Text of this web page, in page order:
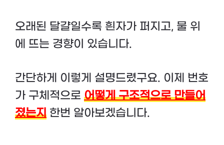
오래된 달걀일수록 흰자가 퍼지고, 물 위
에 뜨는 경향이 있습니다​.
간단하게 이렇게 설명드렸구요. 이제 번호
가 구체적으로 어떻게 구조적으로 만들어
졌는지 한번 알아보겠습니다.